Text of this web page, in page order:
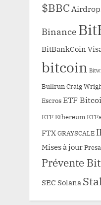
$BBC
Binance
BitBankCoin
bitcoin
BullrunCraig
EscrosETF
ETF EthereumETFs
FTXGRAYSCALE
Mises à jour
Prévente
SEC Solana